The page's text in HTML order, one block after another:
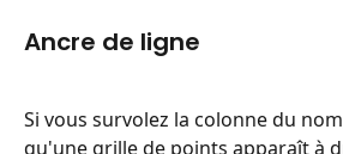
Ancre de ligne
Si vous survolez la colonne du
qu'une grille de points apparaît à